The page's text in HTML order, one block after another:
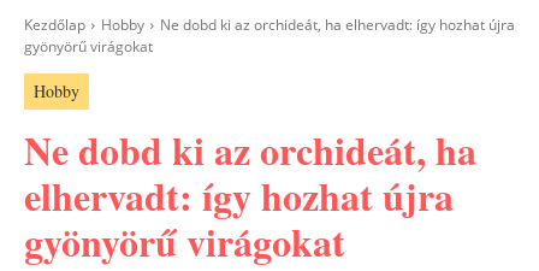
Kezdőlap Hobby
Ne dobd ki az orchideát, ha elhervadt: így hozhat újra
gyönyörű virágokat
Hobby
Ne dobd ki az orchideát, ha
elhervadt: így hozhat újra
gyönyörű virágokat